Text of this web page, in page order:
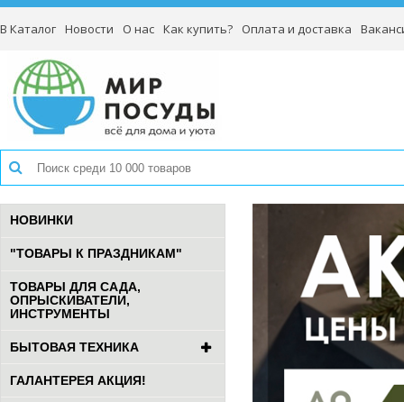
В Каталог Новости О нас Как купить? Оплата и доставка
НОВИНКИ
"ТОВАРЫ К ПРАЗДНИКАМ"
ТОВАРЫ ДЛЯ САДА,
ОПРЫСКИВАТЕЛИ,
ИНСТРУМЕНТЫ
БЫТОВАЯ ТЕХНИКА
ГАЛАНТЕРЕЯ АКЦИЯ!